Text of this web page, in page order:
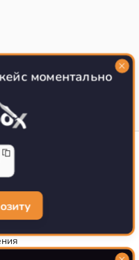
моментально